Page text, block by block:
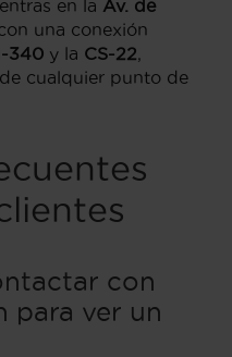
en la Av. de
con una conexión
340 y la CS-22
cualquier punto de
con
para ver un